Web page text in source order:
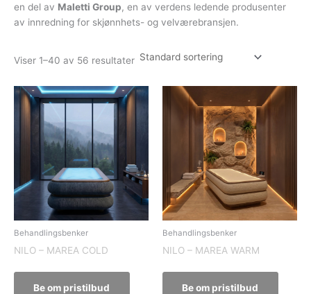
en del av Maletti Group, en av verdens ledende produsenter
av innredning for skjønnhets- og velværebransjen.
Viser 1–40 av 56 resultater
Behandlingsbenker
NILO – MAREA COLD
Be om pristilbud
Behandlingsbenker
NILO – MAREA WARM
Be om pristilbud